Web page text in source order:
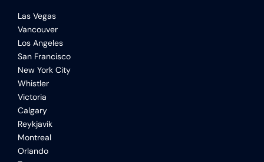
Las Vegas
Vancouver
Los Angeles
San Francisco
New York City
Whistler
Victoria
Calgary
Reykjavik
Montreal
Orlando